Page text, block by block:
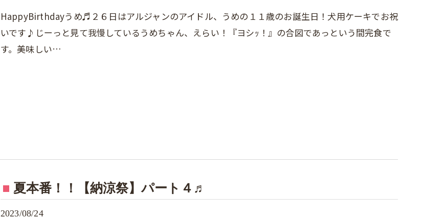
HappyBirthdayうめ♬２６日はアルジャンのアイドル、うめの１１歳のお誕生日！犬用ケーキでお祝
いです♪じーっと見て我慢しているうめちゃん、えらい！『ヨシｯ！』の合図であっという間完食で
す。美味しい…
夏本番！！【納涼祭】パート４♬
2023/08/24